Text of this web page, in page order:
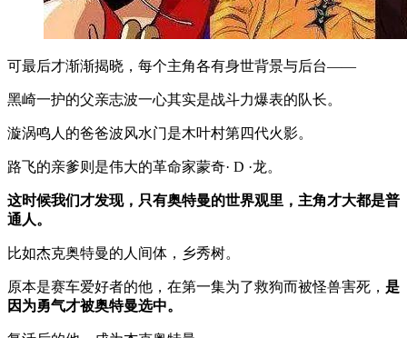
可最后才渐渐揭晓，每个主角各有身世背景与后台——
黑崎一护的父亲志波一心其实是战斗力爆表的队长。
漩涡鸣人的爸爸波风水门是木叶村第四代火影。
路飞的亲爹则是伟大的革命家蒙奇· D ·龙。
这时候我们才发现，只有奥特曼的世界观里，主角才大都是普
通人。
比如杰克奥特曼的人间体，乡秀树。
原本是赛车爱好者的他，在第一集为了救狗而被怪兽害死， 是
因为勇气才被奥特曼选中。